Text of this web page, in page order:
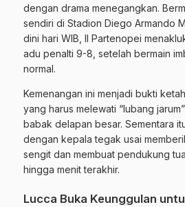
dengan drama menegangkan.
sendiri di Stadion Diego Armando
dini hari WIB, Il Partenopei
adu penalti 9-8, setelah bermain
normal.
Kemenangan ini menjadi bukti
yang harus melewati “lubang
babak delapan besar. Sementara
dengan kepala tegak usai
sengit dan membuat pendukung
hingga menit terakhir.
Lucca Buka Keunggulan